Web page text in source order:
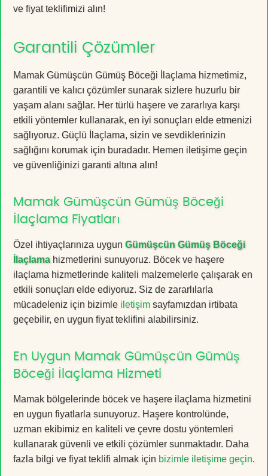
ve fiyat teklifimizi alın!
Garantili Çözümler
Mamak Gümüşcün Gümüş Böceği İlaçlama hizmetimiz,
garantili ve kalıcı çözümler sunarak sizlere huzurlu bir
yaşam alanı sağlar. Her türlü haşere ve zararlıya karşı
etkili yöntemler kullanarak, en iyi sonuçları elde etmenizi
sağlıyoruz. Güçlü İlaçlama, sizin ve sevdiklerinizin
sağlığını korumak için buradadır. Hemen iletişime geçin
ve güvenliğinizi garanti altına alın!
Mamak Gümüşcün Gümüş Böceği
İlaçlama Fiyatları
Özel ihtiyaçlarınıza uygun Gümüşcün Gümüş Böceği
İlaçlamahizmetlerini sunuyoruz. Böcek ve haşere
ilaçlama hizmetlerinde kaliteli malzemelerle çalışarak en
etkili sonuçları elde ediyoruz. Siz de zararlılarla
mücadeleniz için bizimle iletişim sayfamızdan irtibata
geçebilir, en uygun fiyat teklifini alabilirsiniz.
En Uygun Mamak Gümüşcün Gümüş
Böceği İlaçlama Hizmeti
Mamak bölgelerinde böcek ve haşere ilaçlama hizmetini
en uygun fiyatlarla sunuyoruz. Haşere kontrolünde,
uzman ekibimiz en kaliteli ve çevre dostu yöntemleri
kullanarak güvenli ve etkili çözümler sunmaktadır. Daha
fazla bilgi ve fiyat teklifi almak için bizimle iletişime geçin.